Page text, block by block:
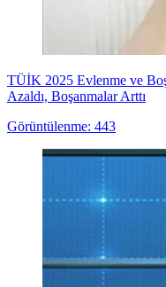
TÜİK 2025 Evlenme ve
Azaldı, Boşanmalar Arttı
Görüntülenme: 443